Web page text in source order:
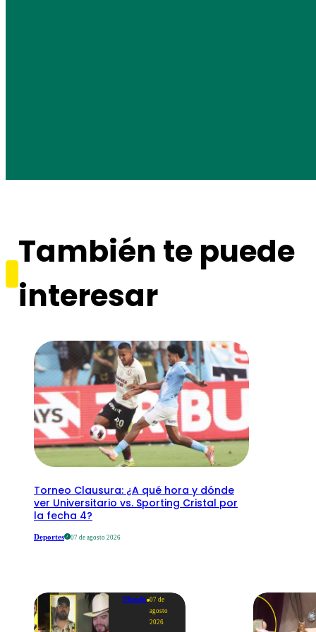
También te puede
interesar
Torneo Clausura: ¿A qué hora y dónde
ver Universitario vs. Sporting Cristal por
la fecha 4?
Deportes 07 de agosto 2026
Mundo 07 de
agosto
2026